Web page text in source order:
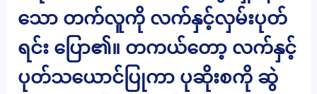
သော တက်လူကို လက်နှင့်လှမ်းပုတ်
ရင်း ပြော၏။ တကယ်တော့ လက်နှင့်
ပုတ်သယောင်ပြုကာ ပုဆိုးစကို ဆွဲ